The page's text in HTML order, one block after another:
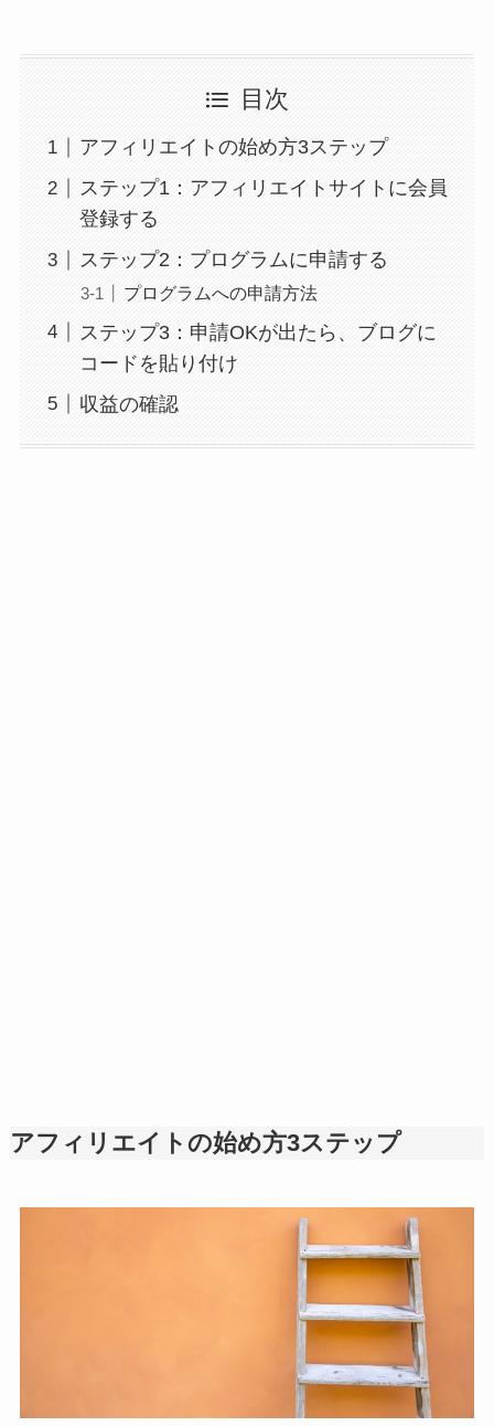
目次
アフィリエイトの始め方3ステップ
ステップ1：アフィリエイトサイトに会員
登録する
ステップ2：プログラムに申請する
プログラムへの申請方法
ステップ3：申請OKが出たら、ブログに
コードを貼り付け
収益の確認
アフィリエイトの始め方3ステップ